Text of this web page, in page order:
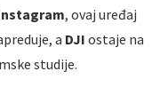
, ovaj uređaj
a DJI ostaje na
studije.